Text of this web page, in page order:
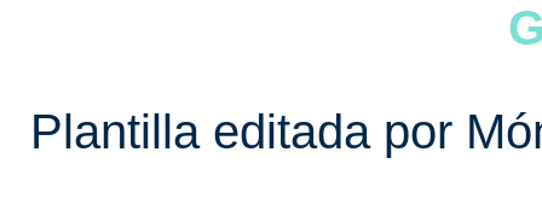
Plantilla editada por